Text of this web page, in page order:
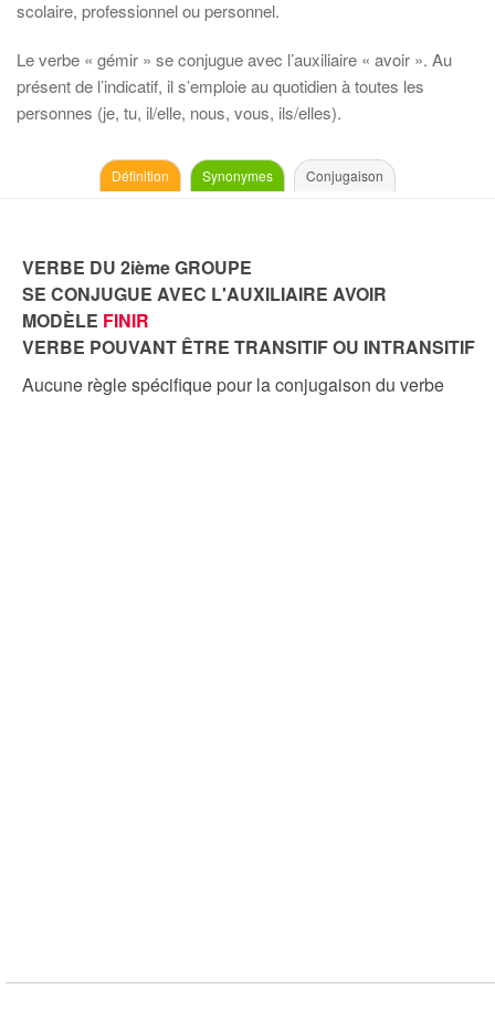
scolaire, professionnel ou personnel.
Le verbe « gémir » se conjugue avec l’auxiliaire « avoir ». Au
présent de l’indicatif, il s’emploie au quotidien à toutes les
personnes (je, tu, il/elle, nous, vous, ils/elles).
Définition Synonymes Conjugaison
VERBE DU 2ième GROUPE
SE CONJUGUE AVEC L'AUXILIAIRE AVOIR
MODÈLE FINIR
VERBE POUVANT ÊTRE TRANSITIF OU INTRANSITIF
Aucune règle spécifique pour la conjugaison du verbe